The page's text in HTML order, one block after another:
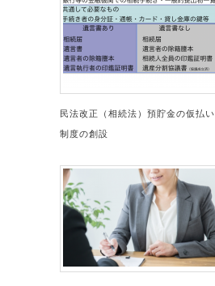
民法改正（相続法）預貯金の仮払い
制度の創設